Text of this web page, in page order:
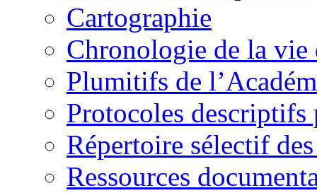
Cartographie
Chronologie de la vie
Plumitifs de
Protocoles descriptifs
Répertoire sélectif
Ressources